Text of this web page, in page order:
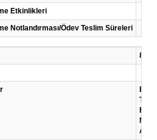
Etkinlikleri
Notlandırması/Ödev Teslim Süreleri
8
Bu